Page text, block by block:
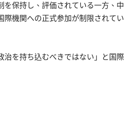
保持し、評価されている一方、中
機関への正式参加が制限されてい
治を持ち込むべきではない」と国際